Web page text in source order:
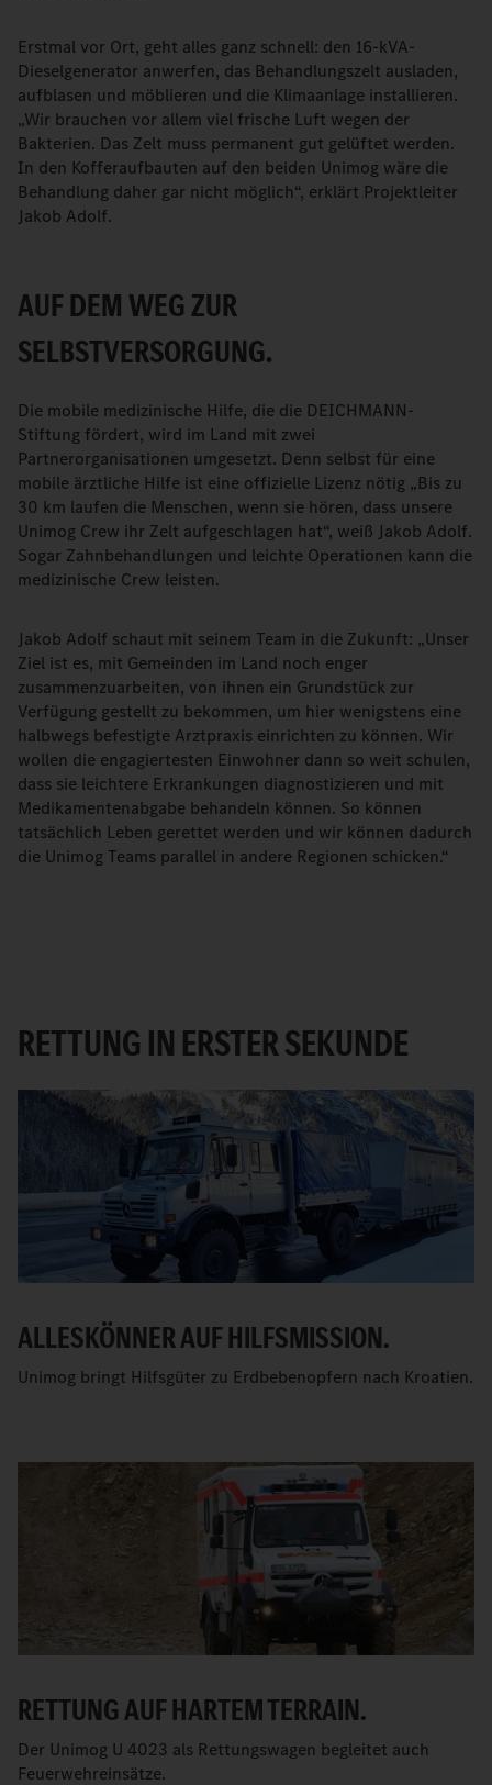
Erstmal vor Ort, geht alles ganz schnell: den 16-kVA-
Dieselgenerator anwerfen, das Behandlungszelt ausladen,
aufblasen und möblieren und die Klimaanlage installieren.
„Wir brauchen vor allem viel frische Luft wegen der
Bakterien. Das Zelt muss permanent gut gelüftet werden.
In den Kofferaufbauten auf den beiden Unimog wäre die
Behandlung daher gar nicht möglich“, erklärt Projektleiter
Jakob Adolf.
AUF DEM WEG ZUR
SELBSTVERSORGUNG.
Die mobile medizinische Hilfe, die die DEICHMANN-
Stiftung fördert, wird im Land mit zwei
Partnerorganisationen umgesetzt. Denn selbst für eine
mobile ärztliche Hilfe ist eine offizielle Lizenz nötig „Bis zu
30 km laufen die Menschen, wenn sie hören, dass unsere
Unimog Crew ihr Zelt aufgeschlagen hat“, weiß Jakob Adolf.
Sogar Zahnbehandlungen und leichte Operationen kann die
medizinische Crew leisten.
Jakob Adolf schaut mit seinem Team in die Zukunft: „Unser
Ziel ist es, mit Gemeinden im Land noch enger
zusammenzuarbeiten, von ihnen ein Grundstück zur
Verfügung gestellt zu bekommen, um hier wenigstens eine
halbwegs befestigte Arztpraxis einrichten zu können. Wir
wollen die engagiertesten Einwohner dann so weit schulen,
dass sie leichtere Erkrankungen diagnostizieren und mit
Medikamentenabgabe behandeln können. So können
tatsächlich Leben gerettet werden und wir können dadurch
die Unimog Teams parallel in andere Regionen schicken.“
RETTUNG IN ERSTER SEKUNDE
ALLESKÖNNER AUF HILFSMISSION.
Unimog bringt Hilfsgüter zu Erdbebenopfern nach Kroatien.
RETTUNG AUF HARTEM TERRAIN.
Der Unimog U 4023 als Rettungswagen begleitet auch
Feuerwehreinsätze.